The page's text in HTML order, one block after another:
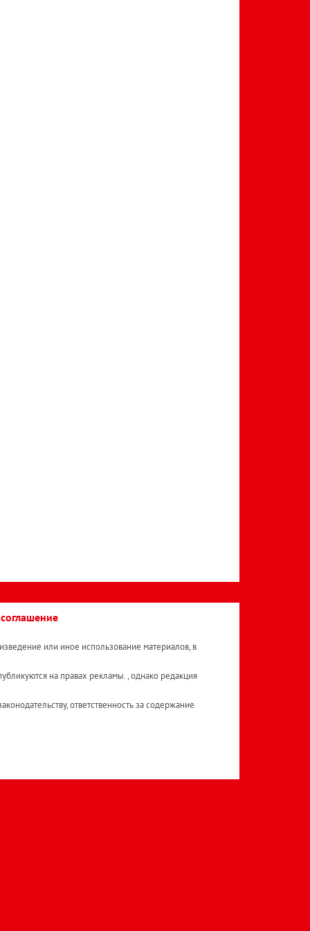
или иное использование материалов, в
на правах рекламы. , однако редакция
ответственность за содержание